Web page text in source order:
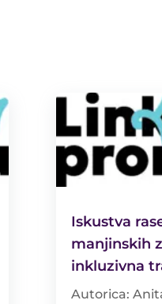
Iskustva
manjinskih
inkluzivna
Autorica: